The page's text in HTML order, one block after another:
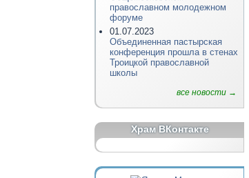
православном молодежном
форуме
01.07.2023
Объединенная пастырская
конференция прошла в стенах
Троицкой православной
школы
все новости →
Храм ВКонтакте